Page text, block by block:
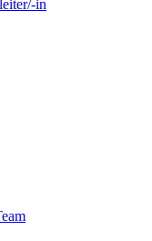
in